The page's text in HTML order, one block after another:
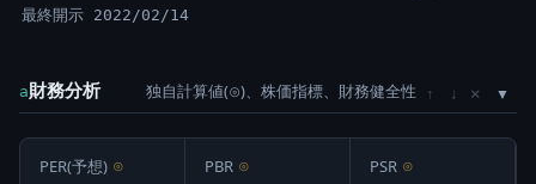
最終開示 2022/02/14
a財務分析 独自計算値(⊙)、株価指標、財務健全性 ↑ ↓ ×
PER(予想) ⊙ PBR ⊙ PSR ⊙